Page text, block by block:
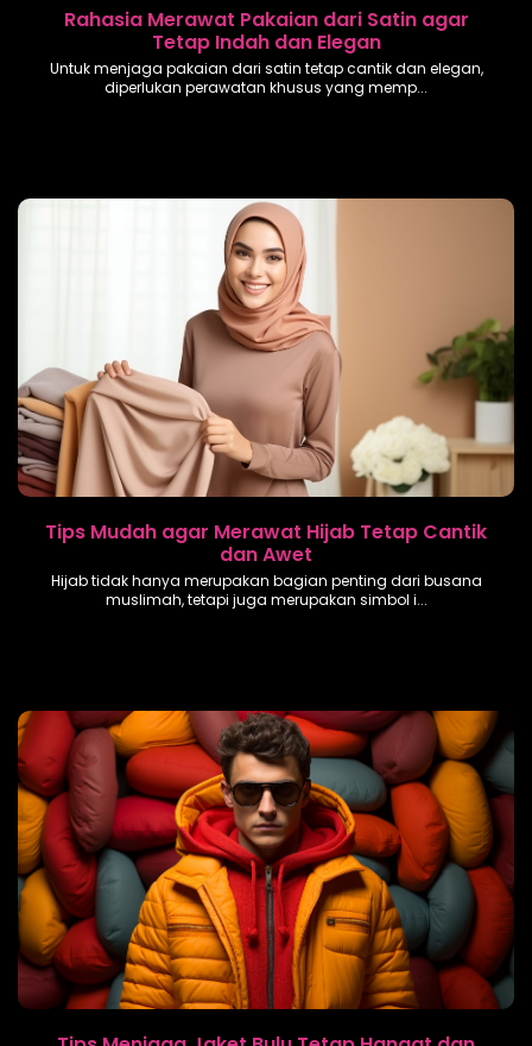
Rahasia Merawat Pakaian dari Satin agar
Tetap Indah dan Elegan
Untuk menjaga pakaian dari satin tetap cantik dan elegan,
diperlukan perawatan khusus yang memp...
Tips Mudah agar Merawat Hijab Tetap Cantik
dan Awet
Hijab tidak hanya merupakan bagian penting dari busana
muslimah, tetapi juga merupakan simbol i...